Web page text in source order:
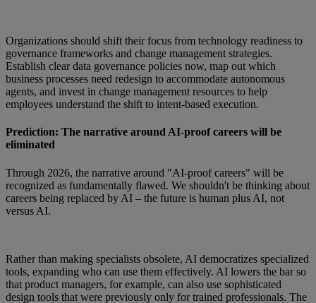
Organizations should shift their focus from technology readiness to
governance frameworks and change management strategies.
Establish clear data governance policies now, map out which
business processes need redesign to accommodate autonomous
agents, and invest in change management resources to help
employees understand the shift to intent-based execution.
Prediction: The narrative around AI-proof careers will be
eliminated
Through 2026, the narrative around "AI-proof careers" will be
recognized as fundamentally flawed. We shouldn't be thinking about
careers being replaced by AI – the future is human plus AI, not
versus AI.
Rather than making specialists obsolete, AI democratizes specialized
tools, expanding who can use them effectively. AI lowers the bar so
that product managers, for example, can also use sophisticated
design tools that were previously only for trained professionals. The